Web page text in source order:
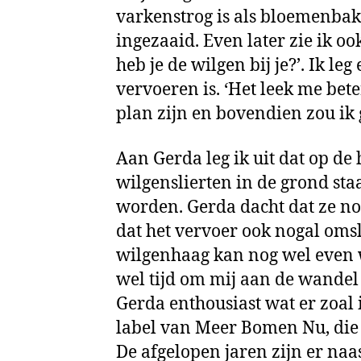
varkenstrog is als
ingezaaid. Even later zie ik
heb je de wilgen bij je?’. Ik
vervoeren is. ‘Het leek me
plan zijn en bovendien zou
Aan Gerda leg ik uit dat op
wilgenslierten in de grond
worden. Gerda dacht dat ze
dat het vervoer ook nogal
wilgenhaag kan nog wel
wel tijd om mij aan de
Gerda enthousiast wat er zoal
label van Meer Bomen Nu,
De afgelopen jaren zijn er